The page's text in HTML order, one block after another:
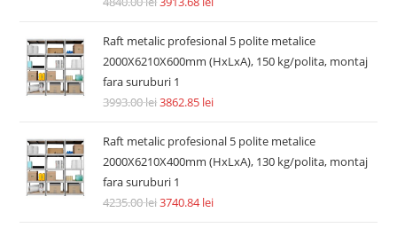
Raft metalic profesional 5 polite metalice
2000X6210X600mm (HxLxA), 150 kg/polita, montaj
fara suruburi 1
3993.00lei3862.85 lei
Raft metalic profesional 5 polite metalice
2000X6210X400mm (HxLxA), 130 kg/polita, montaj
fara suruburi 1
4235.00lei3740.84lei